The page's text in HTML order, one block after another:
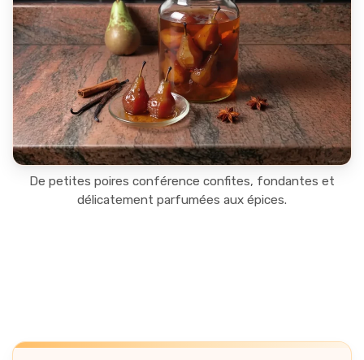
De petites poires conférence confites, fondantes et
délicatement parfumées aux épices.